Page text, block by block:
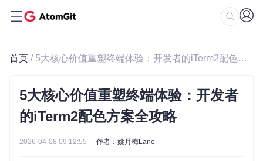
首页 / 5大核心价值重塑终端体验：开发者的iTerm2配色方案全攻略
5大核心价值重塑终端体验：开发者
的iTerm2配色方案全攻略
2026-04-08 09:12:55 作者：姚月梅Lane